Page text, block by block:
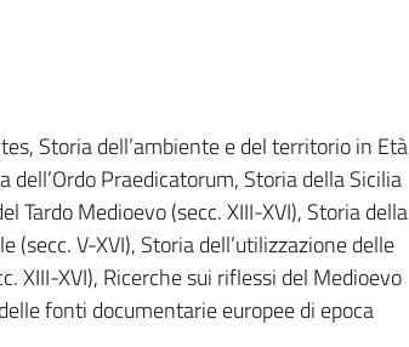
Storia dell’ambiente e del territorio in Età
Praedicatorum, Storia della Sicilia
Tardo Medioevo (secc. XIII-XVI), Storia della
V-XVI), Storia dell’utilizzazione delle
XIII-XVI), Ricerche sui riflessi del Medioevo
fonti documentarie europee di epoca